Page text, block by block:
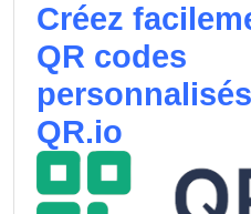
Créez
QR codes
QR.io